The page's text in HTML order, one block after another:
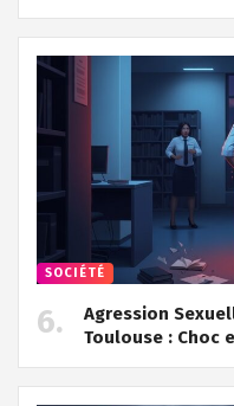
SOCIÉTÉ
Agression
Toulouse : Choc